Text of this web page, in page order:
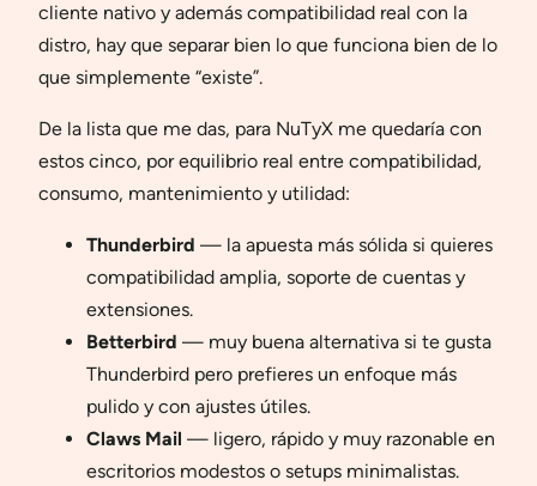
cliente nativo y además compatibilidad real con la
distro, hay que separar bien lo que funciona bien de lo
que simplemente “existe”.
De la lista que me das, para NuTyX me quedaría con
estos cinco, por equilibrio real entre compatibilidad,
consumo, mantenimiento y utilidad:
Thunderbird — la apuesta más sólida si quieres
compatibilidad amplia, soporte de cuentas y
extensiones.
Betterbird — muy buena alternativa si te gusta
Thunderbird pero prefieres un enfoque más
pulido y con ajustes útiles.
Claws Mail — ligero, rápido y muy razonable en
escritorios modestos o setups minimalistas.